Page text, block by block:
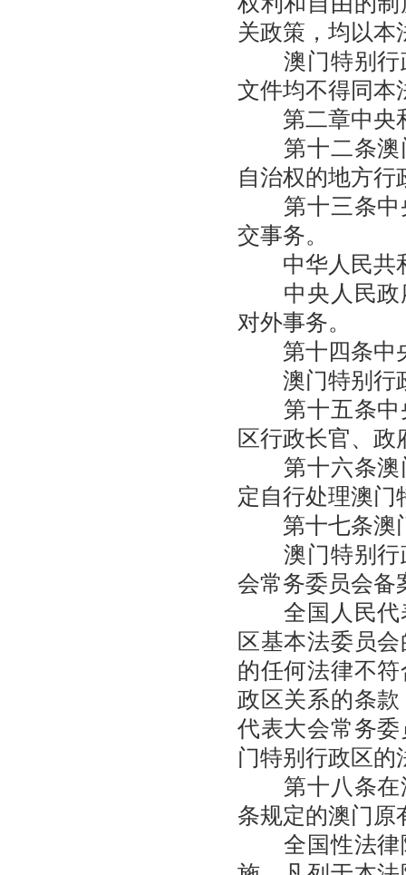
关政策，均以本
澳门特别行政
文件均不得同本
第二章中央
第十二条澳门
自治权的地方行
第十三条中央
交事务。
中华人民共和
中央人民政府
对外事务。
第十四条中央
澳门特别行政
第十五条中央
区行政长官、政
第十六条澳门
定自行处理澳门
第十七条澳门
澳门特别行政
会常务委员会备
全国人民代表
区基本法委员
的任何法律不
政区关系的条
代表大会常务
门特别行政区的
第十八条在澳
条规定的澳门原
全国性法律除